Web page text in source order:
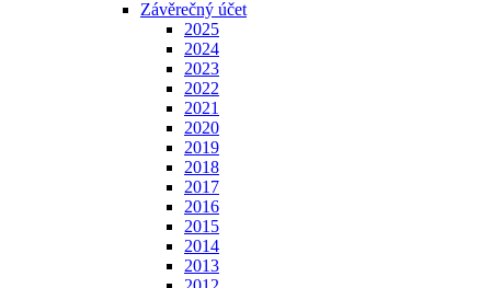
Závěrečný účet
2025
2024
2023
2022
2021
2020
2019
2018
2017
2016
2015
2014
2013